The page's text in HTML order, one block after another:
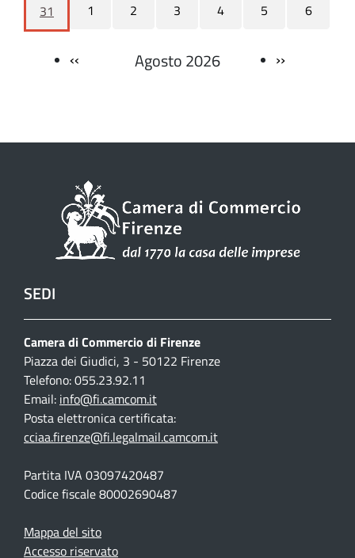
31 1 2 3 4 5 6
Paginazione
‹‹ ››
Agosto 2026
SEDI
Camera di Commercio di Firenze
Piazza dei Giudici, 3 - 50122 Firenze
Telefono: 055.23.92.11
Email: info@fi.camcom.it
Posta elettronica certificata:
cciaa.firenze@fi.legalmail.camcom.it
Partita IVA 03097420487
Codice fiscale 80002690487
Mappa del sito
Accesso riservato